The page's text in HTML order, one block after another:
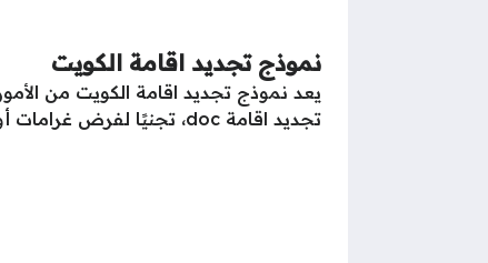
نموذج تجديد اقامة الكويت
يعد نموذج تجديد اقامة الكويت من
تجديد اقامة doc، تجنيًا لفرض غرامات أو التعرض للمخالفات التي يتم تحريرها من قبل الإدارة العامة لشؤون الإقامة بالكويت.